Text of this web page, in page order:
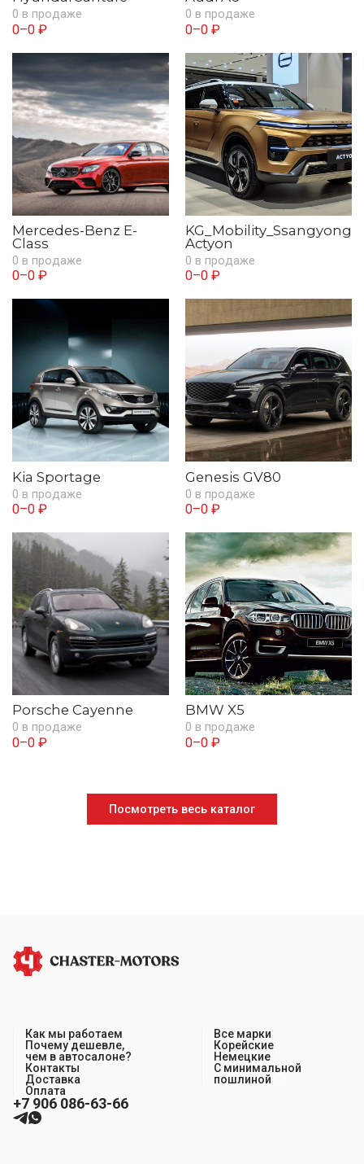
0 в продаже
0–0 ₽
0 в продаже
0–0 ₽
Mercedes-Benz E-
Class
0 в продаже
0–0 ₽
KG_Mobility_Ssangyong
Actyon
0 в продаже
0–0 ₽
Kia Sportage
0 в продаже
0–0 ₽
Genesis GV80
0 в продаже
0–0 ₽
Porsche Cayenne
0 в продаже
0–0 ₽
BMW X5
0 в продаже
0–0 ₽
Посмотреть весь каталог
Как мы работаем
Почему дешевле,
чем в автосалоне?
Контакты
Доставка
Оплата
Все марки
Корейские
Немецкие
С минимальной
пошлиной
+7 906 086-63-66